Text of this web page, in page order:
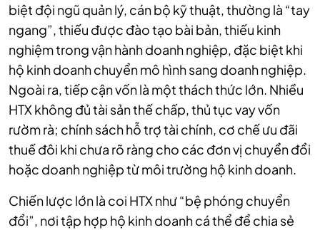
biệt đội ngũ quản lý, cán bộ kỹ thuật, thường là “tay
ngang”, thiếu được đào tạo bài bản, thiếu kinh
nghiệm trong vận hành doanh nghiệp, đặc biệt khi
hộ kinh doanh chuyển mô hình sang doanh nghiệp.
Ngoài ra, tiếp cận vốn là một thách thức lớn. Nhiều
HTX không đủ tài sản thế chấp, thủ tục vay vốn
rườm rà; chính sách hỗ trợ tài chính, cơ chế ưu đãi
thuế đôi khi chưa rõ ràng cho các đơn vị chuyển đổi
hoặc doanh nghiệp từ môi trường hộ kinh doanh.
Chiến lược lớn là coi HTX như “bệ phóng chuyển
đổi”, nơi tập hợp hộ kinh doanh cá thể để chia sẻ